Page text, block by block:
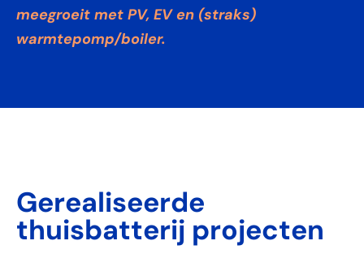
meegroeit met PV, EV en (straks)
warmtepomp/boiler.
Gerealiseerde
thuisbatterij projecten